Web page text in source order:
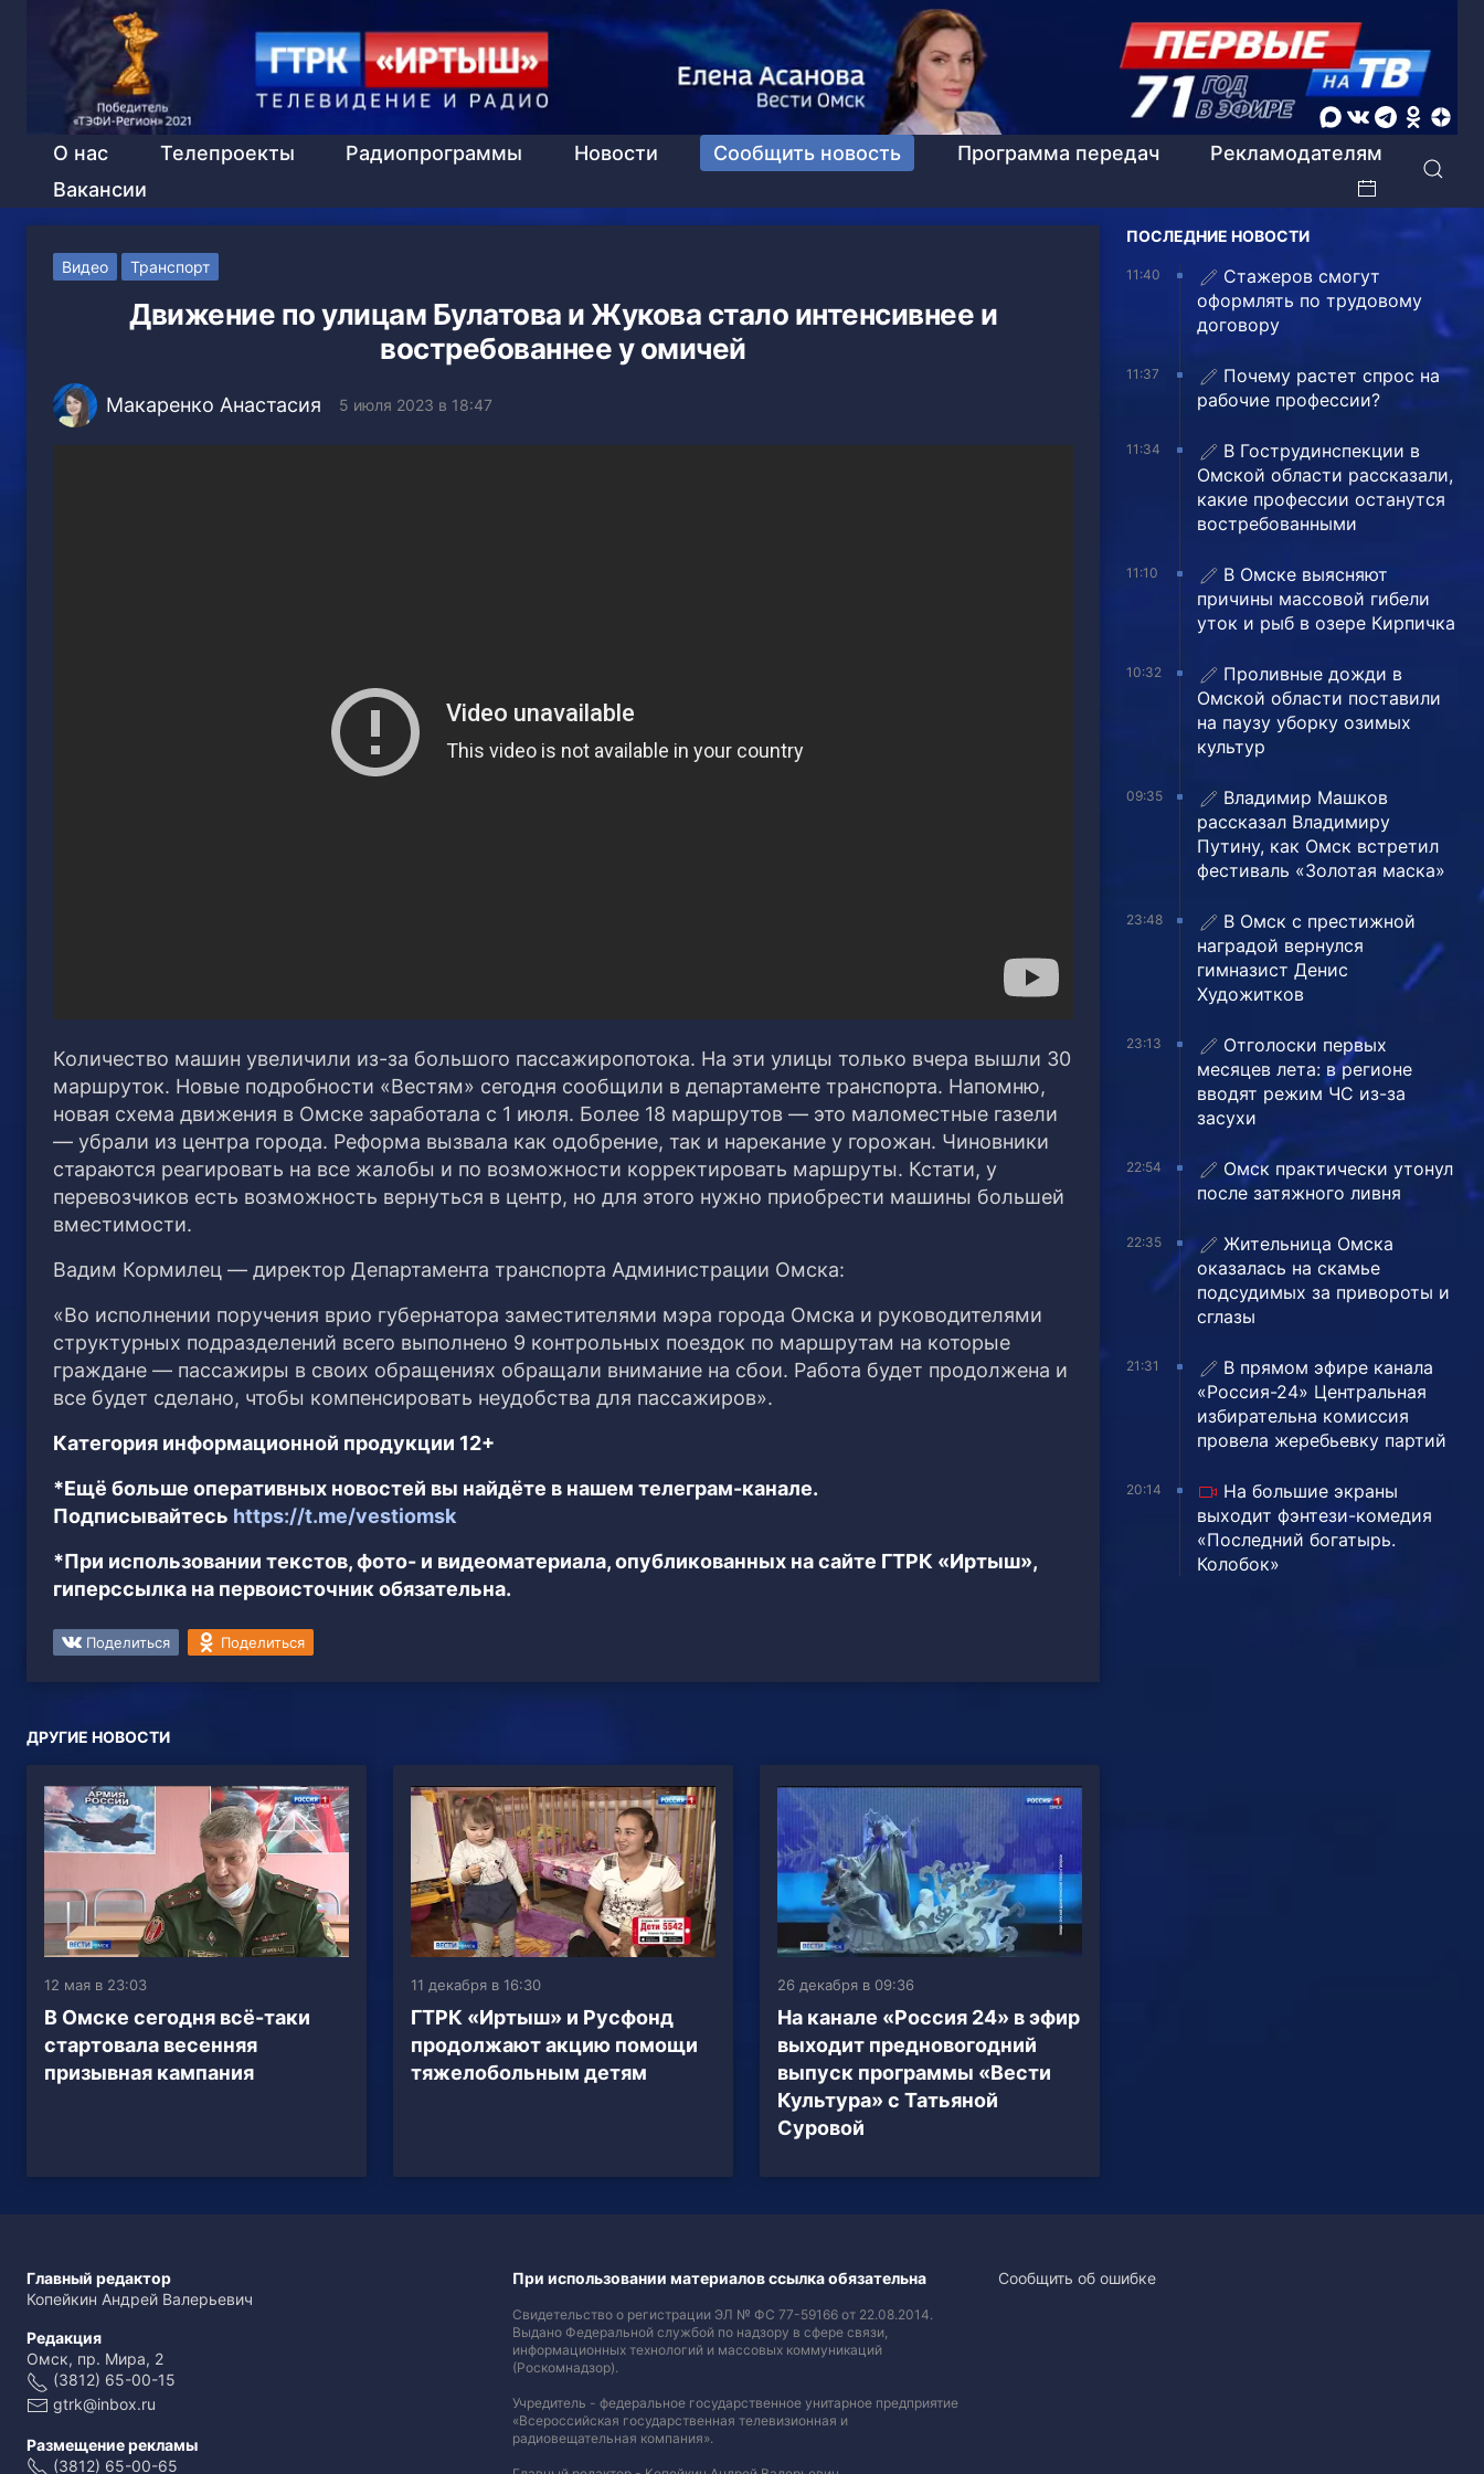
О нас Телепроекты Радиопрограммы Новости Сообщить новость Программа передач
Рекламодателям
Вакансии
Видео Транспорт
Движение по улицам Булатова и Жукова стало интенсивнее и
востребованнее у омичей
Макаренко Анастасия 5 июля 2023 в 18:47
Количество машин увеличили из-за большого пассажиропотока. На эти улицы только вчера вышли 30
маршруток. Новые подробности «Вестям» сегодня сообщили в департаменте транспорта. Напомню,
новая схема движения в Омске заработала с 1 июля. Более 18 маршрутов — это маломестные газели
— убрали из центра города. Реформа вызвала как одобрение, так и нарекание у горожан. Чиновники
стараются реагировать на все жалобы и по возможности корректировать маршруты. Кстати, у
перевозчиков есть возможность вернуться в центр, но для этого нужно приобрести машины большей
вместимости.
Вадим Кормилец — директор Департамента транспорта Администрации Омска:
«Во исполнении поручения врио губернатора заместителями мэра города Омска и руководителями
структурных подразделений всего выполнено 9 контрольных поездок по маршрутам на которые
граждане — пассажиры в своих обращениях обращали внимание на сбои. Работа будет продолжена и
все будет сделано, чтобы компенсировать неудобства для пассажиров».
Категория информационной продукции 12+
*Ещё больше оперативных новостей вы найдёте в нашем телеграм-канале.
Подписывайтесь https://t.me/vestiomsk
*При использовании текстов, фото- и видеоматериала, опубликованных на сайте ГТРК «Иртыш»,
гиперссылка на первоисточник обязательна.
Поделиться Поделиться
ДРУГИЕ НОВОСТИ
12 мая в 23:03
В Омске сегодня всё-таки
стартовала весенняя
призывная кампания
11 декабря в 16:30
ГТРК «Иртыш» и Русфонд
продолжают акцию помощи
тяжелобольным детям
26 декабря в 09:36
На канале «Россия 24» в эфир
выходит предновогодний
выпуск программы «Вести
Культура» с Татьяной
Суровой
ПОСЛЕДНИЕ НОВОСТИ
11:40
Стажеров смогут
оформлять по трудовому
договору
11:37
Почему растет спрос на
рабочие профессии?
11:34
В Гострудинспекции в
Омской области рассказали,
какие профессии останутся
востребованными
11:10
В Омске выясняют
причины массовой гибели
уток и рыб в озере Кирпичка
10:32
Проливные дожди в
Омской области поставили
на паузу уборку озимых
культур
09:35
Владимир Машков
рассказал Владимиру
Путину, как Омск встретил
фестиваль «Золотая маска»
23:48
В Омск с престижной
наградой вернулся
гимназист Денис
Художитков
23:13
Отголоски первых
месяцев лета: в регионе
вводят режим ЧС из-за
засухи
22:54
Омск практически утонул
после затяжного ливня
22:35
Жительница Омска
оказалась на скамье
подсудимых за привороты и
сглазы
21:31
В прямом эфире канала
«Россия-24» Центральная
избирательна комиссия
провела жеребьевку партий
20:14
На большие экраны
выходит фэнтези-комедия
«Последний богатырь.
Колобок»
Главный редактор
Копейкин Андрей Валерьевич
Редакция
Омск, пр. Мира, 2
(3812) 65-00-15
gtrk@inbox.ru
Размещение рекламы
(3812) 65-00-65
При использовании материалов ссылка обязательна
Свидетельство о регистрации ЭЛ № ФС 77-59166 от 22.08.2014.
Выдано Федеральной службой по надзору в сфере связи,
информационных технологий и массовых коммуникаций
(Роскомнадзор).
Учредитель - федеральное государственное унитарное предприятие
«Всероссийская государственная телевизионная и
радиовещательная компания».
Сообщить об ошибке